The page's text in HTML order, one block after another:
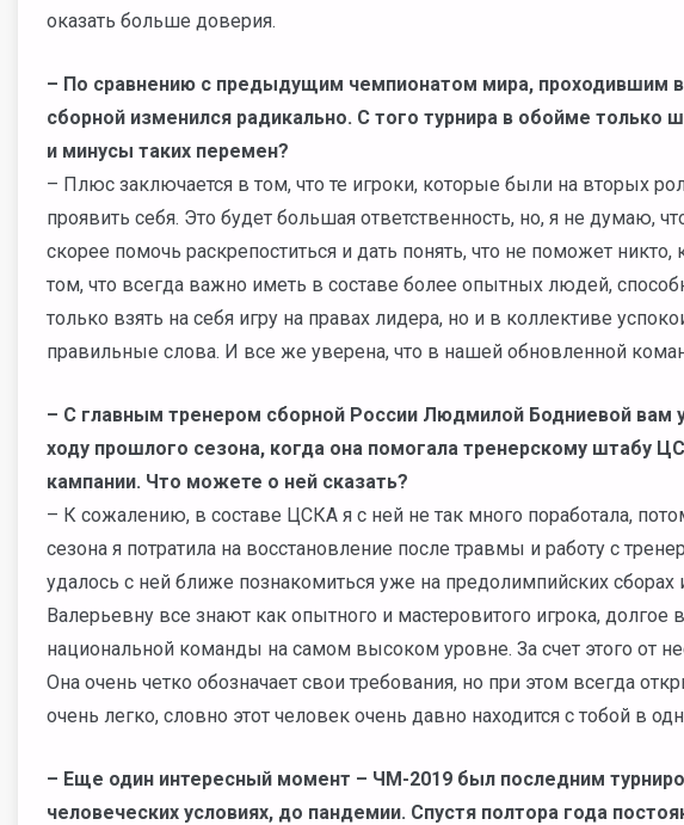
оказать больше доверия.
– По сравнению с предыдущим чемпионатом мира, проходившим в
сборной изменился радикально. С того турнира в обойме только
и минусы таких перемен?
– Плюс заключается в том, что те игроки, которые были на вторых
проявить себя. Это будет большая ответственность, но, я не думаю,
скорее помочь раскрепоститься и дать понять, что не поможет
том, что всегда важно иметь в составе более опытных людей,
только взять на себя игру на правах лидера, но и в коллективе
правильные слова. И все же уверена, что в нашей обновленной
– С главным тренером сборной России Людмилой Бодниевой вам
ходу прошлого сезона, когда она помогала тренерскому штабу
кампании. Что можете о ней сказать?
– К сожалению, в составе ЦСКА я с ней не так много поработала,
сезона я потратила на восстановление после травмы и работу с
удалось с ней ближе познакомиться уже на предолимпийских
Валерьевну все знают как опытного и мастеровитого игрока,
национальной команды на самом высоком уровне. За счет этого от
Она очень четко обозначает свои требования, но при этом всегда
очень легко, словно этот человек очень давно находится с тобой в
– Еще один интересный момент – ЧМ-2019 был последним
человеческих условиях, до пандемии. Спустя полтора года